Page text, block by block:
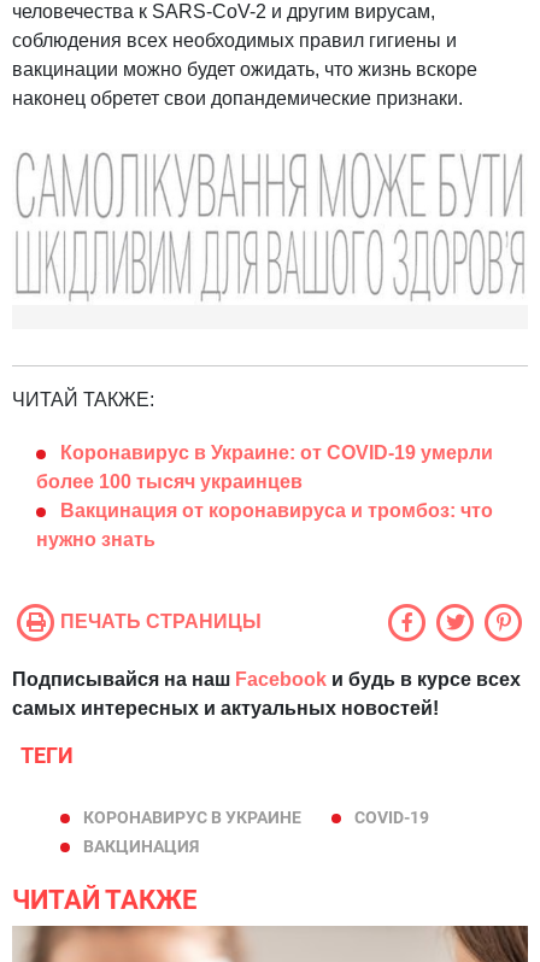
человечества к SARS-CoV-2 и другим вирусам,
соблюдения всех необходимых правил гигиены и
вакцинации можно будет ожидать, что жизнь вскоре
наконец обретет свои допандемические признаки.
ЧИТАЙ ТАКЖЕ:
Коронавирус в Украине: от COVID-19 умерли
более 100 тысяч украинцев
Вакцинация от коронавируса и тромбоз: что
нужно знать
ПЕЧАТЬ СТРАНИЦЫ
Подписывайся на наш Facebook и будь в курсе всех
самых интересных и актуальных новостей!
ТЕГИ
КОРОНАВИРУС В УКРАИНЕ
COVID-19
ВАКЦИНАЦИЯ
ЧИТАЙ ТАКЖЕ